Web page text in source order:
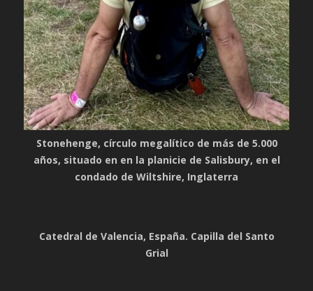
Stonehenge, círculo megalítico de más de 5.000
años, situado en en la planicie de Salisbury, en el
condado de Wiltshire, Inglaterra
Catedral de Valencia, España. Capilla del Santo
Grial